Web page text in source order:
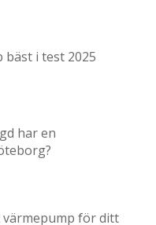
i test 2025
har en
värmepump för ditt